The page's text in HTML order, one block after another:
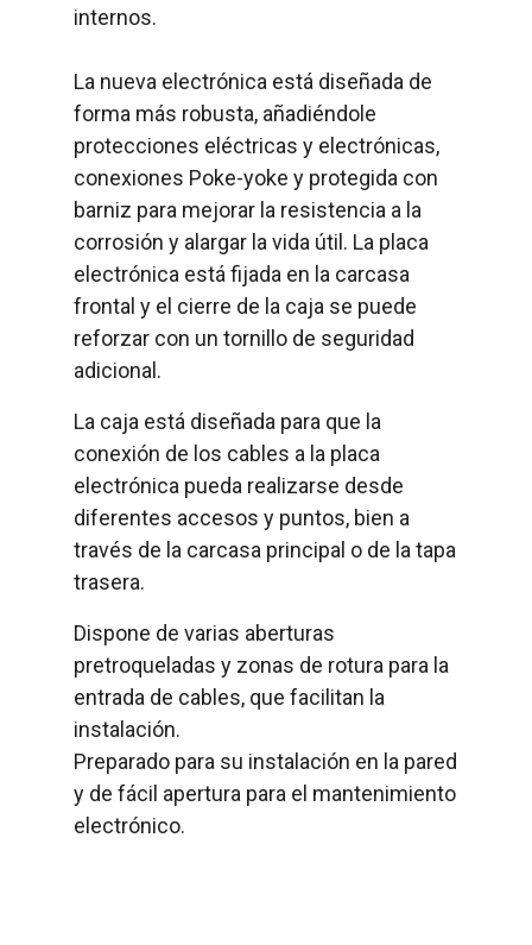
internos.
La nueva electrónica está diseñada de
forma más robusta, añadiéndole
protecciones eléctricas y electrónicas,
conexiones Poke-yoke y protegida con
barniz para mejorar la resistencia a la
corrosión y alargar la vida útil. La placa
electrónica está fijada en la carcasa
frontal y el cierre de la caja se puede
reforzar con un tornillo de seguridad
adicional.
La caja está diseñada para que la
conexión de los cables a la placa
electrónica pueda realizarse desde
diferentes accesos y puntos, bien a
través de la carcasa principal o de la tapa
trasera.
Dispone de varias aberturas
pretroqueladas y zonas de rotura para la
entrada de cables, que facilitan la
instalación.
Preparado para su instalación en la pared
y de fácil apertura para el mantenimiento
electrónico.